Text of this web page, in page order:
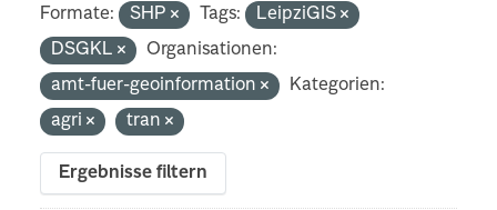
Formate: SHP Tags:
LeipziGIS
DSGKL
Organisationen:
amt-fuer-geoinformation
Kategorien:
agri
tran
Ergebnisse filtern